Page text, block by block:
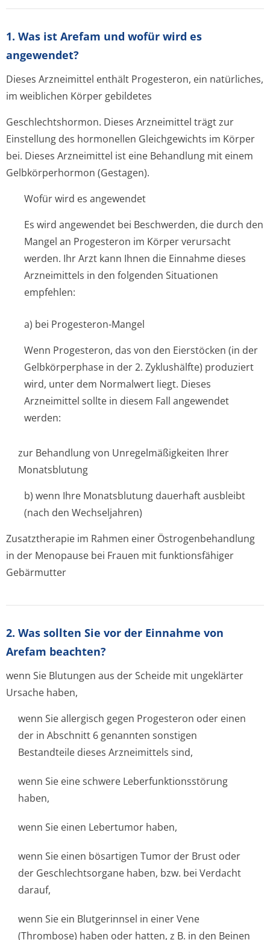
1. Was ist Arefam und wofür wird es
angewendet?
Dieses Arzneimittel enthält Progesteron, ein natürliches,
im weiblichen Körper gebildetes
Geschlechtshormon. Dieses Arzneimittel trägt zur
Einstellung des hormonellen Gleichgewichts im Körper
bei. Dieses Arzneimittel ist eine Behandlung mit einem
Gelbkörperhormon (Gestagen).
Wofür wird es angewendet
Es wird angewendet bei Beschwerden, die durch den
Mangel an Progesteron im Körper verursacht
werden. Ihr Arzt kann Ihnen die Einnahme dieses
Arzneimittels in den folgenden Situationen
empfehlen:
a) bei Progesteron-Mangel
Wenn Progesteron, das von den Eierstöcken (in der
Gelbkörperphase in der 2. Zyklushälfte) produziert
wird, unter dem Normalwert liegt. Dieses
Arzneimittel sollte in diesem Fall angewendet
werden:
zur Behandlung von Unregelmäßigkeiten Ihrer
Monatsblutung
b) wenn Ihre Monatsblutung dauerhaft ausbleibt
(nach den Wechseljahren)
Zusatztherapie im Rahmen einer Östrogenbehandlung
in der Menopause bei Frauen mit funktionsfähiger
Gebärmutter
2. Was sollten Sie vor der Einnahme von
Arefam beachten?
wenn Sie Blutungen aus der Scheide mit ungeklärter
Ursache haben,
wenn Sie allergisch gegen Progesteron oder einen
der in Abschnitt 6 genannten sonstigen
Bestandteile dieses Arzneimittels sind,
wenn Sie eine schwere Leberfunktion­sstörung
haben,
wenn Sie einen Lebertumor haben,
wenn Sie einen bösartigen Tumor der Brust oder
der Geschlechtsorgane haben, bzw. bei Verdacht
darauf,
wenn Sie ein Blutgerinnsel in einer Vene
(Thrombose) haben oder hatten, z B. in den Beinen